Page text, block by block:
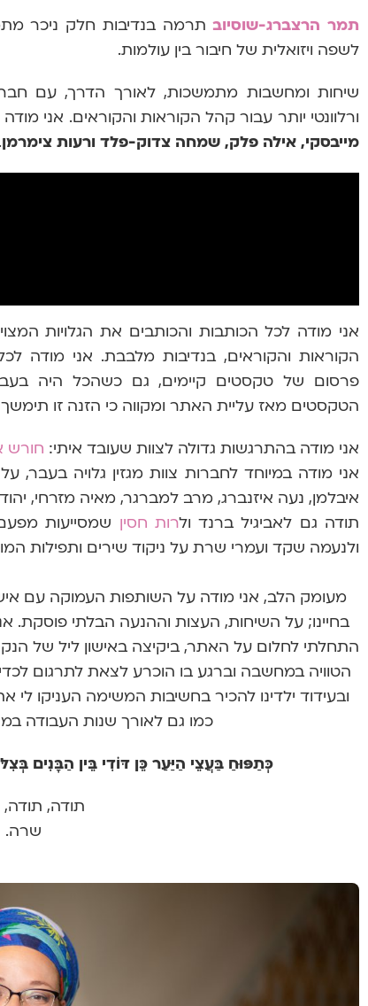
תמר הרצברג-שוסיובתרמה בנדיבות חלק ניכר
לשפה ויזואלית של חיבור בין עולמות.
שיחות ומחשבות מתמשכות, לאורך הדרך, עם חברות
ורלוונטי יותר עבור קהל הקוראות והקוראים. אני
מייבסקי, אילה פלק, שמחה צדוק-פלד ורעות צימרמן.
אני מודה לכל הכותבות והכותבים את הגלויות
הקוראות והקוראים, בנדיבות מלבבת. אני מודה
פרסום של טקסטים קיימים, גם כשהכל היה
הטקסטים מאז עליית האתר ומקווה כי הזנה זו
אני מודה בהתרגשות גדולה לצוות שעובד איתי: חורש
אני מודה במיוחד לחברות צוות מגזין גלויה
איבלמן, נעה איזנברג, מרב למברגר, מאיה מזרחי,
תודה גם לאביגיל ברנד ולרות חסין שמסייעות
ולנעמה שקד ועמרי שרת על ניקוד שירים ותפילות
מעומק הלב, אני מודה על השותפות העמוקה עם
בחיינו; על השיחות, העצות וההנעה הבלתי פוסקת.
התחלתי לחלום על האתר, ביקיצה באישון ליל של
הטוויה במחשבה וברגע בו הוכרע לצאת לתרגום
ובעידוד ילדינו להכיר בחשיבות המשימה העניקו לי
כמו גם לאורך שנות העבודה
כְּתַפּוּחַ בַּעֲצֵי הַיַּעַר כֵּן דּוֹדִי בֵּין הַבָּנִים
תודה,
שרה.